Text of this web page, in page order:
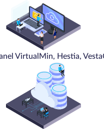
VirtualMin, Hestia,